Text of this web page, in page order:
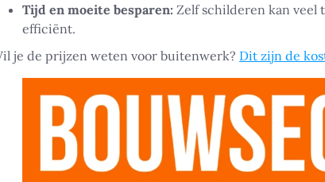
Tijd en moeite besparen: Zelf schilderen kan veel
efficiënt.
je de prijzen weten voor buitenwerk? Dit zijn de